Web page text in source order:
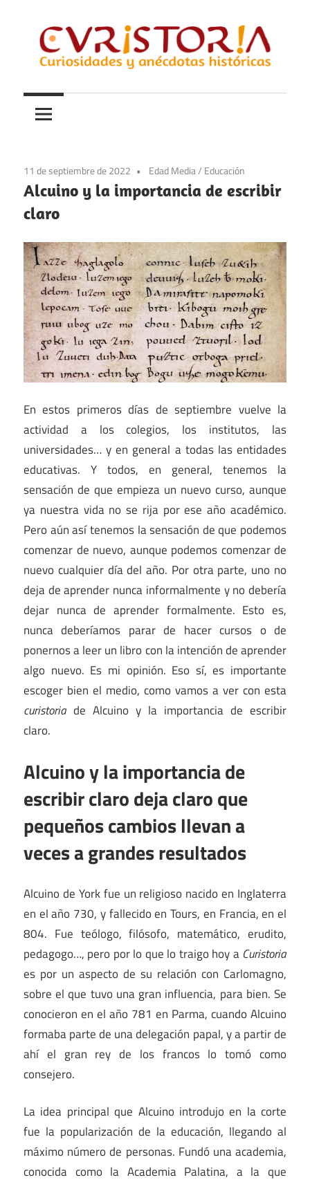
contenido
Curistoria
y
anécdotas
historia
11 de septiembre de 2022 Edad Media/ Educación
Alcuino y la importancia de escribir
claro
En estos primeros días de septiembre vuelve la
actividad a los colegios, los institutos, las
universidades… y en general a todas las entidades
educativas. Y todos, en general, tenemos la
sensación de que empieza un nuevo curso, aunque
ya nuestra vida no se rija por ese año académico.
Pero aún así tenemos la sensación de que podemos
comenzar de nuevo, aunque podemos comenzar de
nuevo cualquier día del año. Por otra parte, uno no
deja de aprender nunca informalmente y no debería
dejar nunca de aprender formalmente. Esto es,
nunca deberíamos parar de hacer cursos o de
ponernos a leer un libro con la intención de aprender
algo nuevo. Es mi opinión. Eso sí, es importante
escoger bien el medio, como vamos a ver con esta
curistoria de Alcuino y la importancia de escribir
claro.
Alcuino y la importancia de
escribir claro deja claro que
pequeños cambios llevan a
veces a grandes resultados
Alcuino de York fue un religioso nacido en Inglaterra
en el año 730, y fallecido en Tours, en Francia, en el
804. Fue teólogo, filósofo, matemático, erudito,
pedagogo…, pero por lo que lo traigo hoy a Curistoria
es por un aspecto de su relación con Carlomagno,
sobre el que tuvo una gran influencia, para bien. Se
conocieron en el año 781 en Parma, cuando Alcuino
formaba parte de una delegación papal, y a partir de
ahí el gran rey de los francos lo tomó como
consejero.
La idea principal que Alcuino introdujo en la corte
fue la popularización de la educación, llegando al
máximo número de personas. Fundó una academia,
conocida como la Academia Palatina, a la que